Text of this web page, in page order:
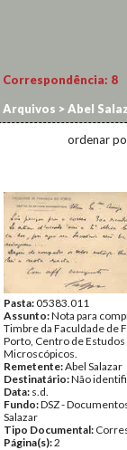
Correspondência: 8
Arquivos >Abel
ordenar
Pasta:05383.011
Assunto:Nota para
Timbre da Faculdade de
Porto, Centro de Estudos
Microscópicos.
Remetente:Abel Salazar
Destinatário:Não
Data: s.d.
Fundo:DSZ -
Salazar
Tipo Documental:
Página(s):2